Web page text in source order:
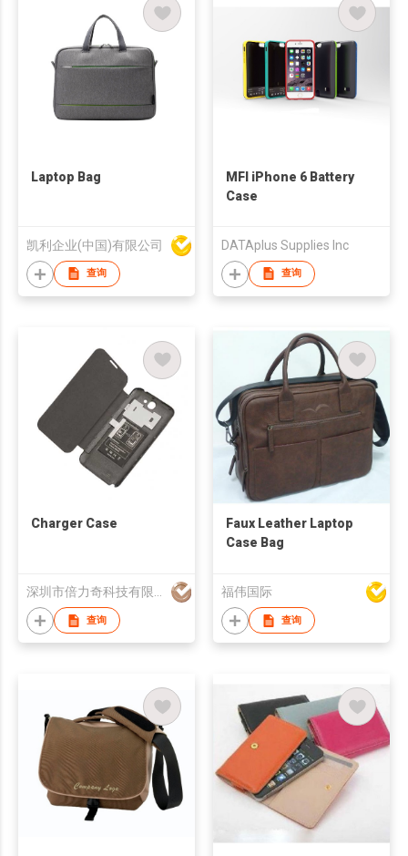
Laptop Bag
凯利企业(中国)有限公司
查询
MFI iPhone 6 Battery
Case
DATAplus Supplies Inc
查询
Charger Case
深圳市倍力奇科技有限公司
查询
Faux Leather Laptop
Case Bag
福伟国际
查询